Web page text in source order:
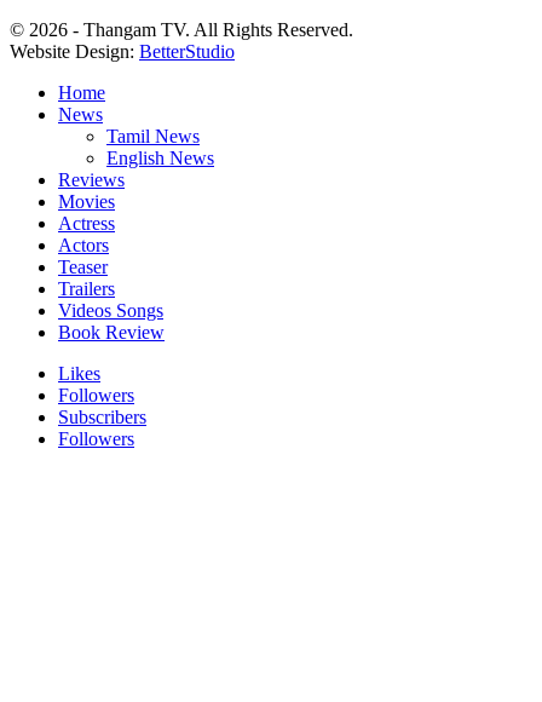
© 2026 - Thangam TV. All Rights Reserved.
Website Design: BetterStudio
Home
News
Tamil News
English News
Reviews
Movies
Actress
Actors
Teaser
Trailers
Videos Songs
Book Review
Likes
Followers
Subscribers
Followers